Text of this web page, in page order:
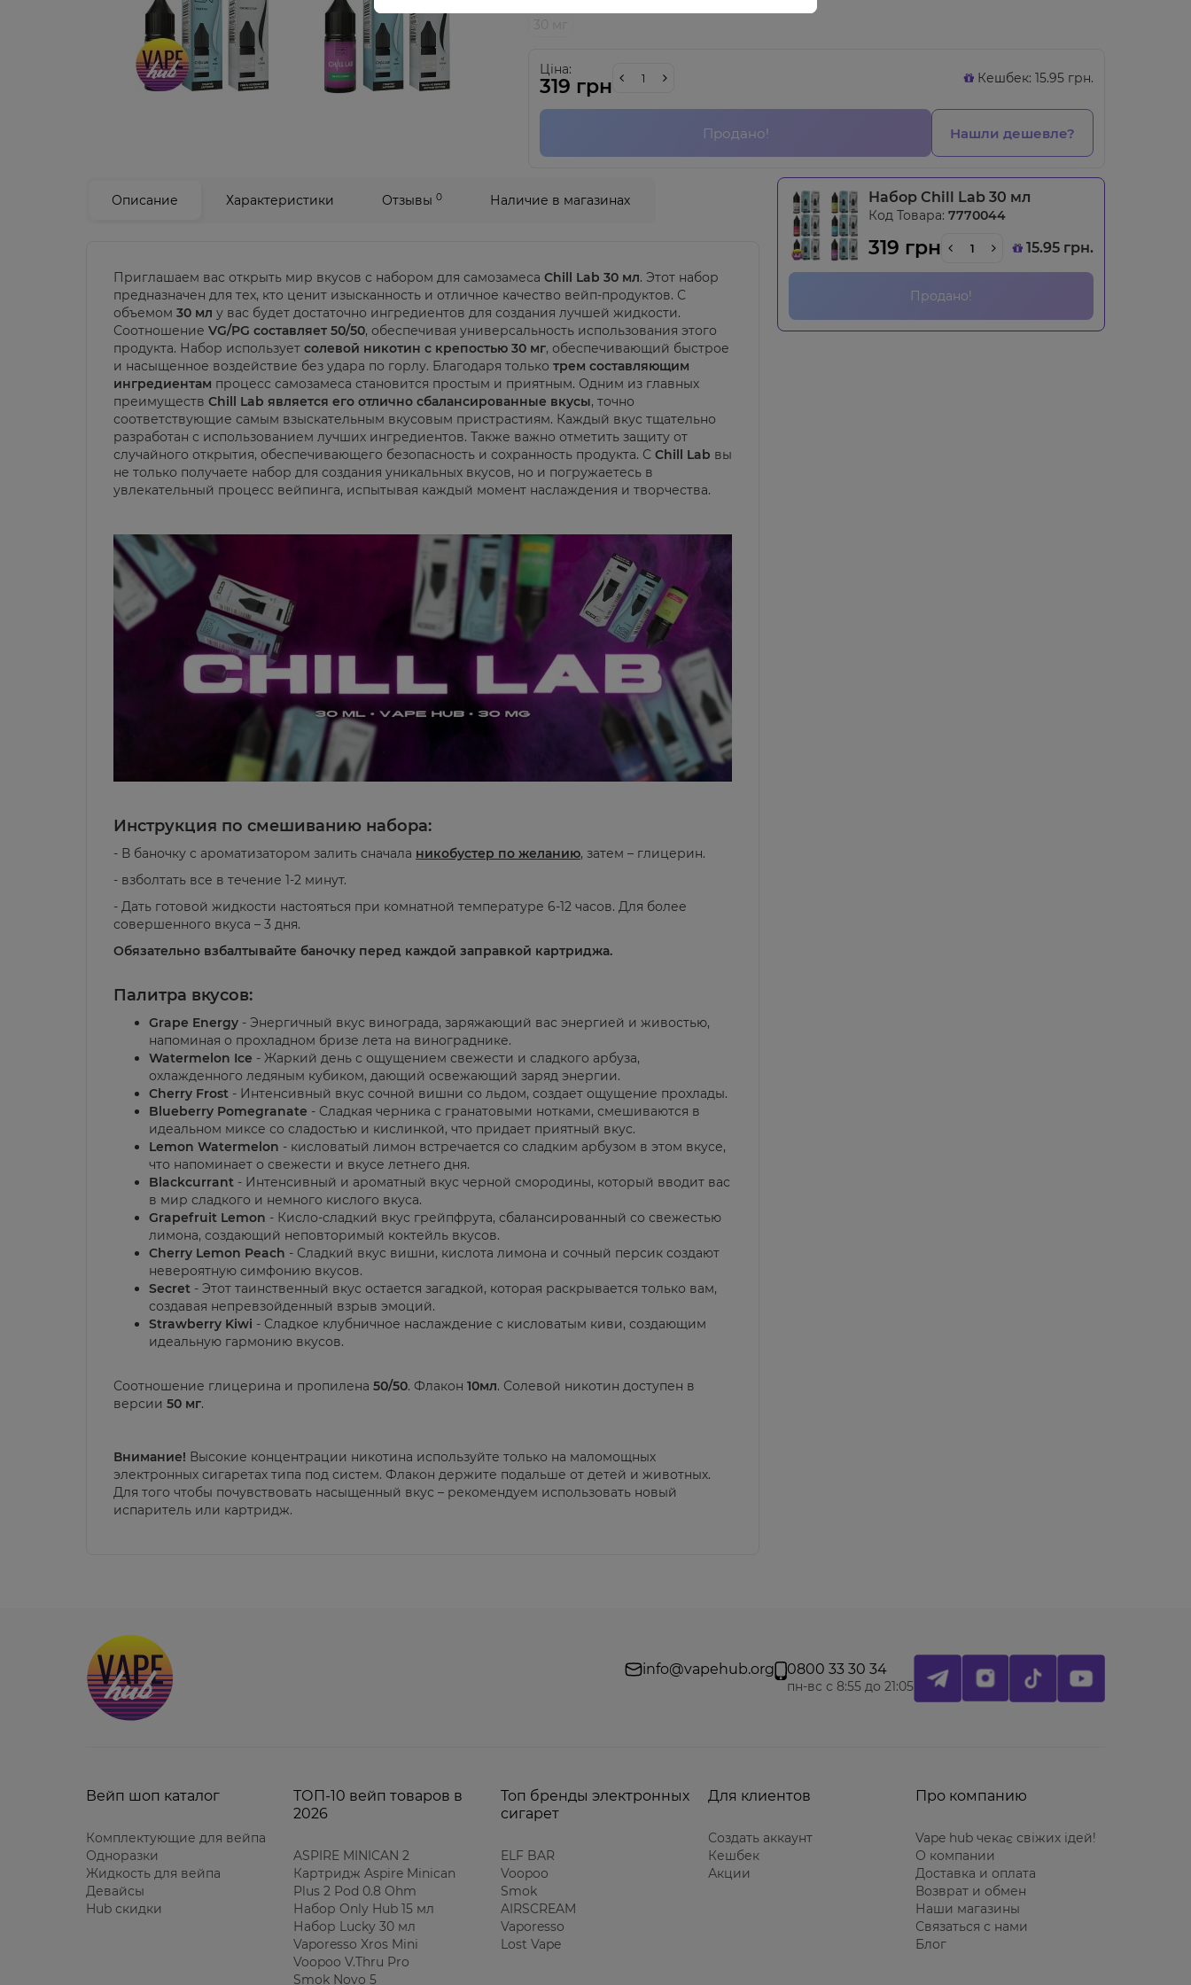
Ціна:
319 грн Кешбек: 15.95 грн.
Продано! Нашли дешевле?
Описание Характеристики Отзывы 0 Наличие в магазинах
Приглашаем вас открыть мир вкусов с набором для самозамеса Chill Lab 30 мл. Этот набор
предназначен для тех, кто ценит изысканность и отличное качество вейп-продуктов. С
объемом 30 мл у вас будет достаточно ингредиентов для создания лучшей жидкости.
Соотношение VG/PG составляет 50/50, обеспечивая универсальность использования этого
продукта. Набор использует солевой никотин с крепостью 30 мг, обеспечивающий быстрое
и насыщенное воздействие без удара по горлу. Благодаря только трем составляющим
ингредиентам процесс самозамеса становится простым и приятным. Одним из главных
преимуществ Chill Lab является его отлично сбалансированные вкусы, точно
соответствующие самым взыскательным вкусовым пристрастиям. Каждый вкус тщательно
разработан с использованием лучших ингредиентов. Также важно отметить защиту от
случайного открытия, обеспечивающего безопасность и сохранность продукта. С Chill Lab вы
не только получаете набор для создания уникальных вкусов, но и погружаетесь в
увлекательный процесс вейпинга, испытывая каждый момент наслаждения и творчества.
Инструкция по смешиванию набора:
- В баночку с ароматизатором залить сначала никобустер по желанию, затем – глицерин.
- взболтать все в течение 1-2 минут.
- Дать готовой жидкости настояться при комнатной температуре 6-12 часов. Для более
совершенного вкуса – 3 дня.
Обязательно взбалтывайте баночку перед каждой заправкой картриджа.
Палитра вкусов:
Grape Energy - Энергичный вкус винограда, заряжающий вас энергией и живостью,
напоминая о прохладном бризе лета на винограднике.
Watermelon Ice - Жаркий день с ощущением свежести и сладкого арбуза,
охлажденного ледяным кубиком, дающий освежающий заряд энергии.
Cherry Frost - Интенсивный вкус сочной вишни со льдом, создает ощущение прохлады.
Blueberry Pomegranate - Сладкая черника с гранатовыми нотками, смешиваются в
идеальном миксе со сладостью и кислинкой, что придает приятный вкус.
Lemon Watermelon - кисловатый лимон встречается со сладким арбузом в этом вкусе,
что напоминает о свежести и вкусе летнего дня.
Blackcurrant - Интенсивный и ароматный вкус черной смородины, который вводит вас
в мир сладкого и немного кислого вкуса.
Grapefruit Lemon - Кисло-сладкий вкус грейпфрута, сбалансированный со свежестью
лимона, создающий неповторимый коктейль вкусов.
Cherry Lemon Peach - Сладкий вкус вишни, кислота лимона и сочный персик создают
невероятную симфонию вкусов.
Secret - Этот таинственный вкус остается загадкой, которая раскрывается только вам,
создавая непревзойденный взрыв эмоций.
Strawberry Kiwi - Сладкое клубничное наслаждение с кисловатым киви, создающим
идеальную гармонию вкусов.
Соотношение глицерина и пропилена 50/50. Флакон 10мл. Солевой никотин доступен в
версии 50 мг.
Внимание! Высокие концентрации никотина используйте только на маломощных
электронных сигаретах типа под систем. Флакон держите подальше от детей и животных.
Для того чтобы почувствовать насыщенный вкус – рекомендуем использовать новый
испаритель или картридж.
Набор Chill Lab 30 мл
Код Товара: 7770044
319 грн 15.95 грн.
Продано!
0800 33 30 34
пн-вс с 8:55 до 21:05
info@vapehub.org
Вейп шоп каталог
Комплектующие для вейпа
Одноразки
Жидкость для вейпа
Девайсы
Hub скидки
ТОП-10 вейп товаров в
2026
ASPIRE MINICAN 2
Картридж Aspire Minican
Plus 2 Pod 0.8 Ohm
Набор Only Hub 15 мл
Набор Lucky 30 мл
Vaporesso Xros Mini
Voopoo V.Thru Pro
Smok Novo 5
Топ бренды электронных
сигарет
ELF BAR
Voopoo
Smok
AIRSCREAM
Vaporesso
Lost Vape
Для клиентов
Создать аккаунт
Кешбек
Акции
Про компанию
Vape hub чекає свіжих ідей!
О компании
Доставка и оплата
Возврат и обмен
Наши магазины
Связаться с нами
Блог